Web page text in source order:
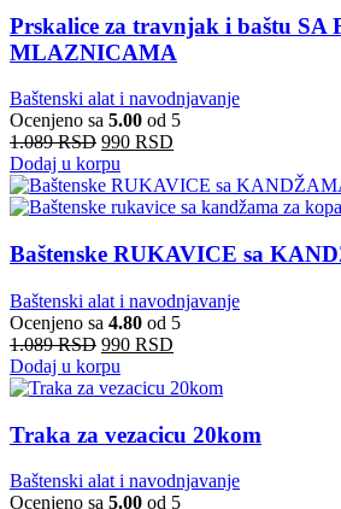
Prskalice za travnjak i baštu
MLAZNICAMA
Baštenski alat i navodnjavanje
Ocenjeno sa 5.00 od 5
1.089RSD 990 RSD
Dodaj u korpu
Baštenske RUKAVICE sa
Baštenski alat i navodnjavanje
Ocenjeno sa 4.80 od 5
1.089RSD 990 RSD
Dodaj u korpu
Traka za vezacicu 20kom
Baštenski alat i navodnjavanje
Ocenjeno sa 5.00 od 5